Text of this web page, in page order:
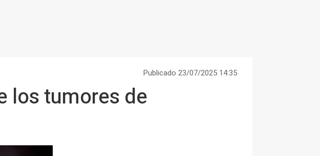
Publicado 23/07/2025 14:35
los tumores de